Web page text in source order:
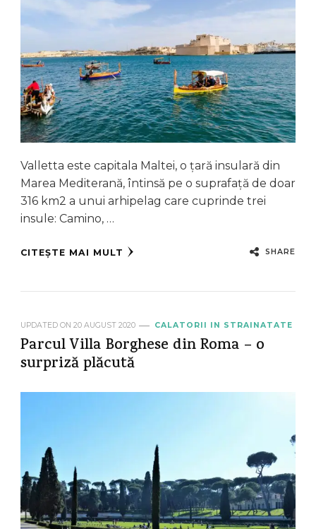
Valletta este capitala Maltei, o țară insulară din
Marea Mediterană, întinsă pe o suprafață de doar
316 km2 a unui arhipelag care cuprinde trei
insule: Camino, …
CITEȘTE MAI MULT SHARE
UPDATED ON 20 AUGUST 2020 CALATORII IN STRAINATATE
Parcul Villa Borghese din Roma – o
surpriză plăcută